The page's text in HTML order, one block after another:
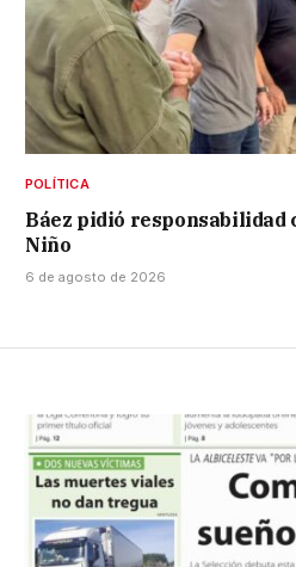
POLÍTICA
Báez pidió responsabilidad
Niño
6 de agosto de 2026